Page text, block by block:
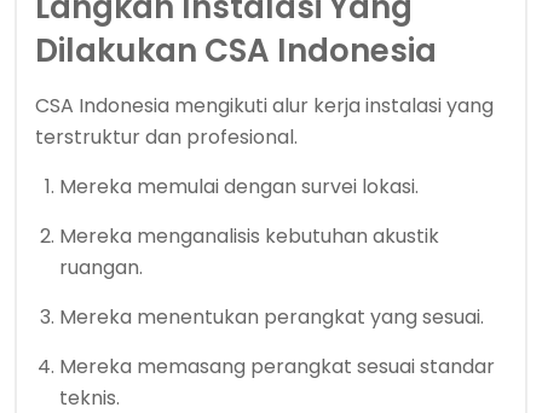
Dilakukan CSA Indonesia
CSA Indonesia mengikuti alur kerja instalasi yang
terstruktur dan profesional.
Mereka memulai dengan survei lokasi.
Mereka menganalisis kebutuhan akustik
ruangan.
Mereka menentukan perangkat yang sesuai.
Mereka memasang perangkat sesuai standar
teknis.